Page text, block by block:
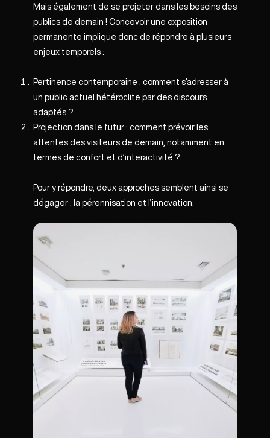
Mais également de se projeter dans les besoins des
publics de demain ! Concevoir une exposition
permanente implique donc de répondre à plusieurs
enjeux temporels :
Pertinence contemporaine : comment s’adresser à
un public actuel hétéroclite par des discours
adaptés ?
Projection dans le futur: comment prévoir les
attentes des visiteurs de demain, notamment en
termes de confort et d’interactivité ?
Pour y répondre, deux approches semblent ainsi se
dégager : la pérennisation et l’innovation.